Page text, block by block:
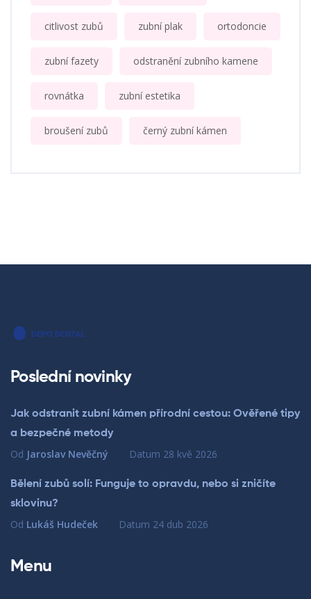
citlivost zubů zubní plak ortodoncie
zubní fazety odstranění zubního kamene
rovnátka zubní estetika
broušení zubů černý zubní kámen
Poslední novinky
Jak odstranit zubní kámen přírodní cestou: Ověřené tipy
a bezpečné metody
Od Jaroslav Nevěčný Datum 28 kvě 2026
Bělení zubů solí: Funguje to opravdu, nebo si zničíte
sklovinu?
Od Lukáš Hudeček Datum 24 dub 2026
Menu